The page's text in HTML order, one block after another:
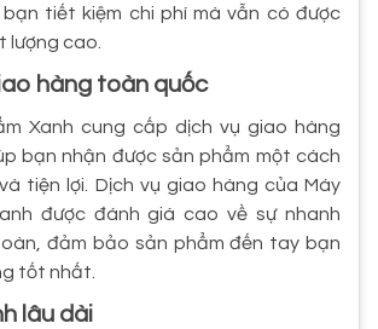
tiết kiệm chi phí mà vẫn có được
lượng cao.
hàng toàn quốc
Xanh cung cấp dịch vụ giao hàng
bạn nhận được sản phẩm một cách
tiện lợi. Dịch vụ giao hàng của Máy
được đánh giá cao về sự nhanh
đảm bảo sản phẩm đến tay bạn
tốt nhất.
lâu dài